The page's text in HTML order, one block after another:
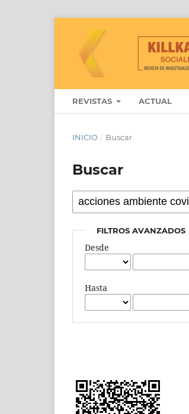
REVISTAS ACTUAL
INICIO / Buscar
Buscar
FILTROS AVANZADOS
Desde
Hasta